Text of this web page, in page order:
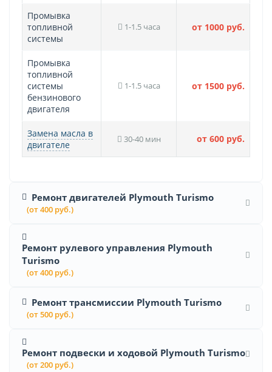
Промывка
топливной
системы
1-1.5 часа от 1000 руб.
Промывка
топливной
системы
бензинового
двигателя
1-1.5 часа от 1500 руб.
Замена масла в
двигателе
30-40 мин от 600 руб.
Ремонт двигателей Plymouth Turismo
(от 400 руб.)
Ремонт рулевого управления Plymouth
Turismo
(от 400 руб.)
Ремонт трансмиссии Plymouth Turismo
(от 500 руб.)
Ремонт подвески и ходовой Plymouth Turismo
(от 200 руб.)